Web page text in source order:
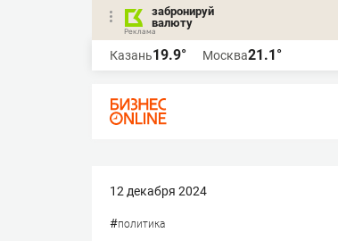
забронируй
валюту
Казань19.9° Москва21.1°
12 декабря 2024
#политика